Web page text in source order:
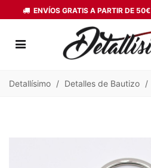
ENVÍOS GRATIS A PARTIR DE 50€
Detallísimo / Detalles de Bautizo /